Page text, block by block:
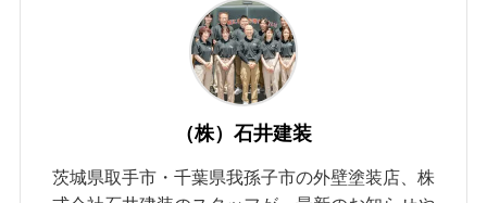
（株）石井建装
茨城県取手市・千葉県我孫子市の外壁塗装店、株